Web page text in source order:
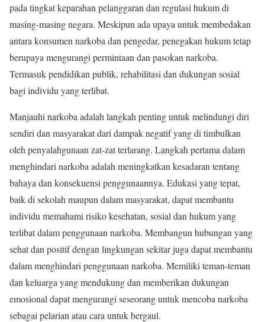
pada tingkat keparahan pelanggaran dan regulasi hukum di
masing-masing negara. Meskipun ada upaya untuk membedakan
antara konsumen narkoba dan pengedar, penegakan hukum tetap
berupaya mengurangi permintaan dan pasokan narkoba.
Termasuk pendidikan publik, rehabilitasi dan dukungan sosial
bagi individu yang terlibat.
Manjauhi narkoba adalah langkah penting untuk melindungi diri
sendiri dan masyarakat dari dampak negatif yang di timbulkan
oleh penyalahgunaan zat-zat terlarang. Langkah pertama dalam
menghindari narkoba adalah meningkatkan kesadaran tentang
bahaya dan konsekuensi penggunaannya. Edukasi yang tepat,
baik di sekolah maupun dalam masyarakat, dapat membantu
individu memahami risiko kesehatan, sosial dan hukum yang
terlibat dalam penggunaan narkoba. Membangun hubungan yang
sehat dan positif dengan lingkungan sekitar juga dapat membantu
dalam menghindari penggunaan narkoba. Memiliki teman-teman
dan keluarga yang mendukung dan memberikan dukungan
emosional dapat mengurangi seseorang untuk mencoba narkoba
sebagai pelarian atau cara untuk bergaul.